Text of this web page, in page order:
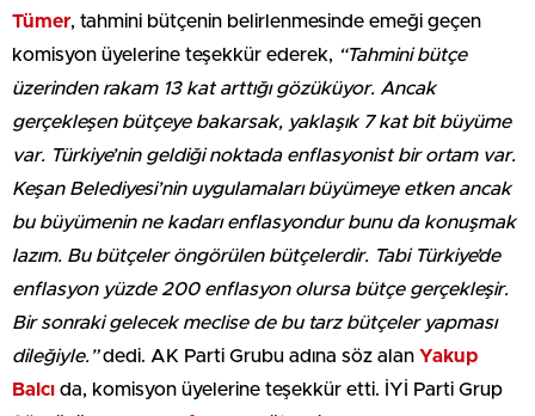
Tümer, tahmini bütçenin belirlenmesinde emeği geçen
komisyon üyelerine teşekkür ederek, “Tahmini bütçe
üzerinden rakam 13 kat arttığı gözüküyor. Ancak
gerçekleşen bütçeye bakarsak, yaklaşık 7 kat bit büyüme
var. Türkiye’nin geldiği noktada enflasyonist bir ortam var.
Keşan Belediyesi’nin uygulamaları büyümeye etken ancak
bu büyümenin ne kadarı enflasyondur bunu da konuşmak
lazım. Bu bütçeler öngörülen bütçelerdir. Tabi Türkiye’de
enflasyon yüzde 200 enflasyon olursa bütçe gerçekleşir.
Bir sonraki gelecek meclise de bu tarz bütçeler yapması
dileğiyle.”dedi. AK Parti Grubu adına söz alan Yakup
Balcı da, komisyon üyelerine teşekkür etti. İYİ Parti Grup